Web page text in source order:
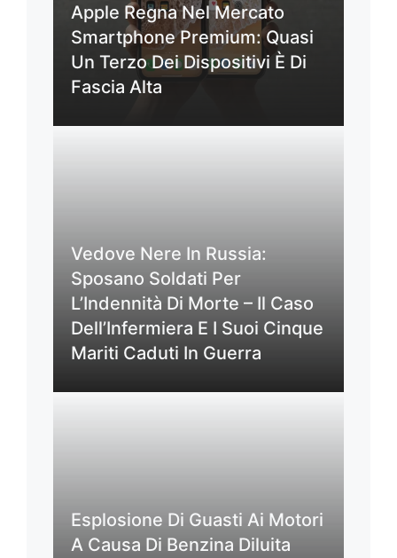
Apple Regna Nel Mercato
Smartphone Premium: Quasi
Un Terzo Dei Dispositivi È Di
Fascia Alta
Vedove Nere In Russia:
Sposano Soldati Per
L’Indennità Di Morte – Il Caso
Dell’Infermiera E I Suoi Cinque
Mariti Caduti In Guerra
Esplosione Di Guasti Ai Motori
A Causa Di Benzina Diluita